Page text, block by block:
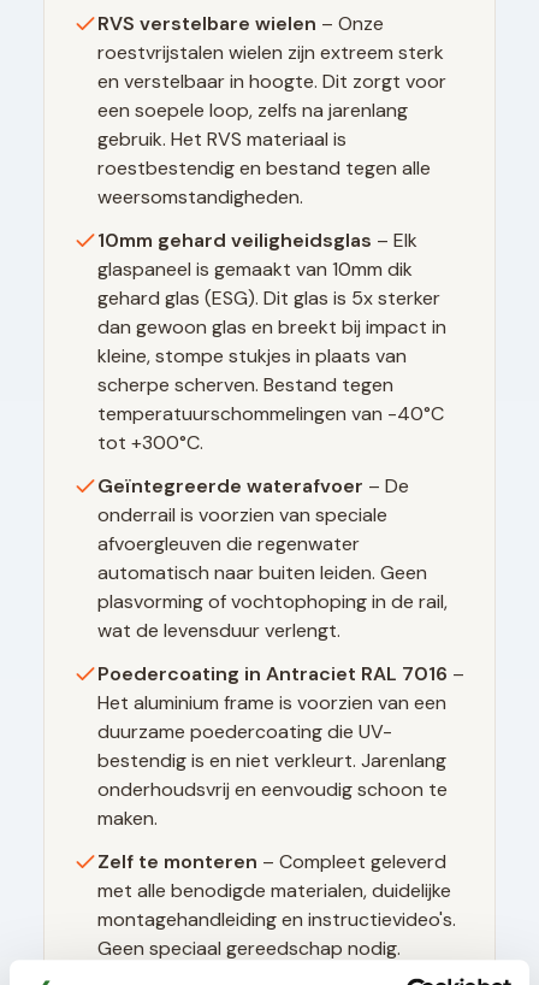
RVS verstelbare wielen – Onze
roestvrijstalen wielen zijn extreem sterk
en verstelbaar in hoogte. Dit zorgt voor
een soepele loop, zelfs na jarenlang
gebruik. Het RVS materiaal is
roestbestendig en bestand tegen alle
weersomstandigheden.
10mm gehard veiligheidsglas – Elk
glaspaneel is gemaakt van 10mm dik
gehard glas (ESG). Dit glas is 5x sterker
dan gewoon glas en breekt bij impact in
kleine, stompe stukjes in plaats van
scherpe scherven. Bestand tegen
temperatuurschommelingen van -40°C
tot +300°C.
Geïntegreerde waterafvoer – De
onderrail is voorzien van speciale
afvoergleuven die regenwater
automatisch naar buiten leiden. Geen
plasvorming of vochtophoping in de rail,
wat de levensduur verlengt.
Poedercoating in Antraciet RAL 7016 –
Het aluminium frame is voorzien van een
duurzame poedercoating die UV-
bestendig is en niet verkleurt. Jarenlang
onderhoudsvrij en eenvoudig schoon te
maken.
Zelf te monteren – Compleet geleverd
met alle benodigde materialen, duidelijke
montagehandleiding en instructievideo's.
Geen speciaal gereedschap nodig.